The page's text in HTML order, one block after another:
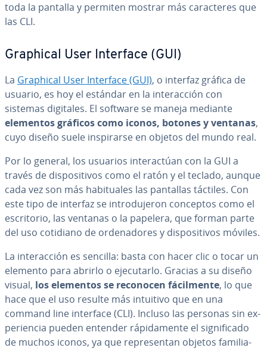
toda la pantalla y permiten mostrar más ca­ra­c­te­res que
las CLI.
Graphical User Interface (GUI)
La Graphical User Interface (GUI), o interfaz gráfica de
usuario, es hoy el estándar en la in­ter­ac­ción con
sistemas digitales. El software se maneja mediante
elementos gráficos como iconos, botones y ventanas,
cuyo diseño suele in­s­pi­rar­se en objetos del mundo real.
Por lo general, los usuarios in­ter­ac­túan con la GUI a
través de di­s­po­si­ti­vos como el ratón y el teclado, aunque
cada vez son más ha­bi­tua­les las pantallas táctiles. Con
este tipo de interfaz se in­tro­du­je­ron conceptos como el
es­cri­to­rio, las ventanas o la papelera, que forman parte
del uso cotidiano de or­de­na­do­res y di­s­po­si­ti­vos móviles.
La in­ter­ac­ción es sencilla: basta con hacer clic o tocar un
elemento para abrirlo o eje­cu­tar­lo. Gracias a su diseño
visual, los elementos se reconocen fá­ci­l­me­n­te, lo que
hace que el uso resulte más intuitivo que en una
command line interface (CLI). Incluso las personas sin ex­
pe­rie­n­cia pueden entender rá­pi­da­me­n­te el si­g­ni­fi­ca­do
de muchos iconos, ya que re­pre­se­n­tan objetos fa­mi­lia­